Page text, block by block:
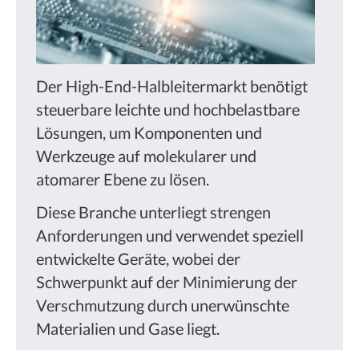
Der High-End-Halbleitermarkt benötigt
steuerbare leichte und hochbelastbare
Lösungen, um Komponenten und
Werkzeuge auf molekularer und
atomarer Ebene zu lösen.
Diese Branche unterliegt strengen
Anforderungen und verwendet speziell
entwickelte Geräte, wobei der
Schwerpunkt auf der Minimierung der
Verschmutzung durch unerwünschte
Materialien und Gase liegt.